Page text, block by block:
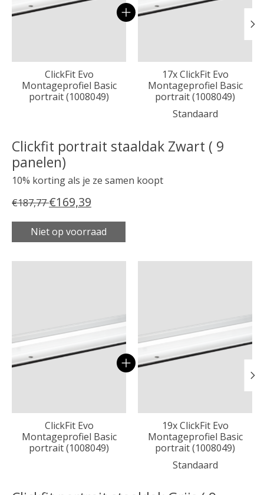
ClickFit Evo
Montageprofiel Basic
portrait (1008049)
17x ClickFit Evo
Montageprofiel Basic
portrait (1008049)
Standaard
Clickfit portrait staaldak Zwart ( 9
panelen)
10% korting als je ze samen koopt
€187,77€169,39
Niet op voorraad
ClickFit Evo
Montageprofiel Basic
portrait (1008049)
19x ClickFit Evo
Montageprofiel Basic
portrait (1008049)
Standaard